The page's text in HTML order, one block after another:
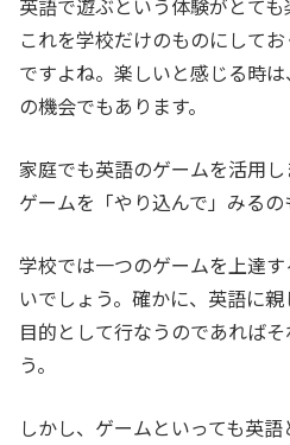
英語で遊ぶという体験がとても
これを学校だけのものにして
ですよね。楽しいと感じる時
の機会でもあります。
家庭でも英語のゲームを活用
ゲームを「やり込んで」みるの
学校では一つのゲームを上達
いでしょう。確かに、英語に
目的として行なうのであれば
う。
しかし、ゲームといっても英